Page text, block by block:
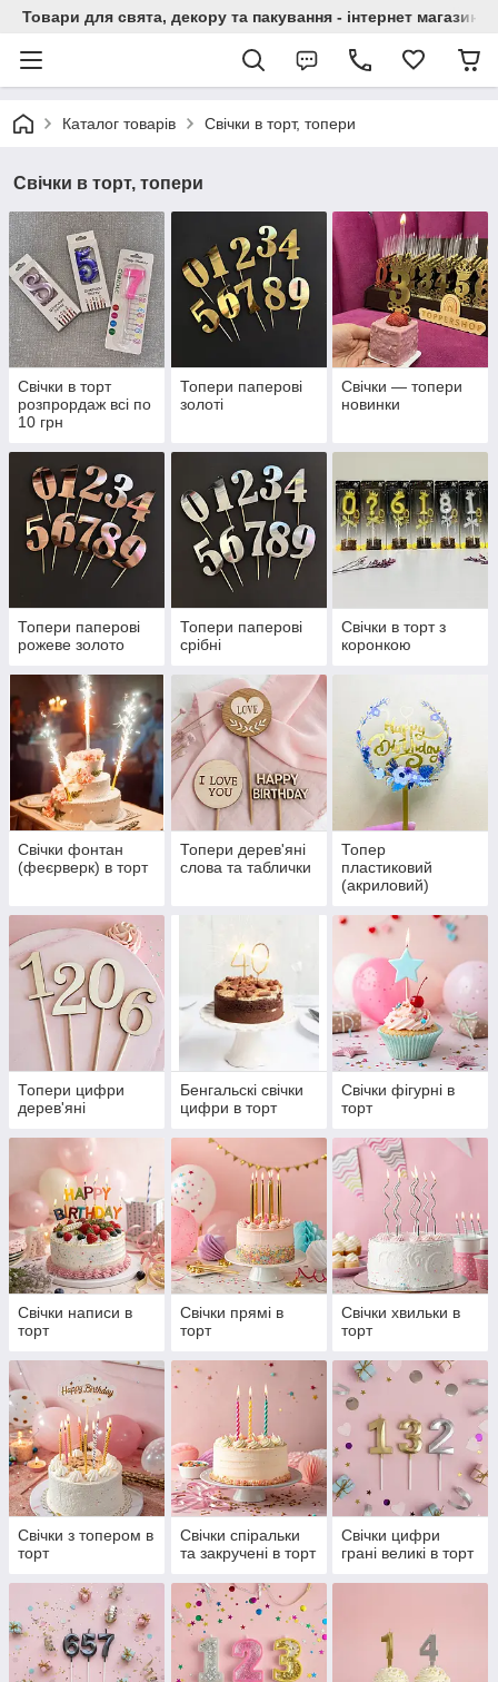
Товари для свята, декору та пакування - інтернет магазин
Каталог товарів Свічки в торт, топери
Свічки в торт, топери
Свічки в торт
розпрордаж всі по
10 грн
Топери паперові
золоті
Свічки — топери
новинки
Топери паперові
рожеве золото
Топери паперові
срібні
Свічки в торт з
коронкою
Свічки фонтан
(феєрверк) в торт
Топери дерев'яні
слова та таблички
Топер
пластиковий
(акриловий)
Топери цифри
дерев'яні
Бенгальскі свічки
цифри в торт
Свічки фігурні в
торт
Свічки написи в
торт
Свічки прямі в
торт
Свічки хвильки в
торт
Свічки з топером в
торт
Свічки спіральки
та закручені в торт
Свічки цифри
грані великі в торт